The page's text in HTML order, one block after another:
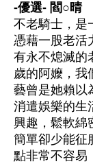
-優選- 閻○晴
不老騎士，是
憑藉一股老活
有永不熄滅的
歲的阿嬤，我
藝曾是她賴以
消遣娛樂的生
興趣，鬆軟綿
簡單卻少能征
點非常不容易